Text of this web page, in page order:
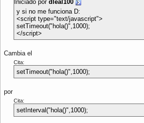
Iniciado por dleal100
y si no me funciona D:
<script type="text/javascript">
setTimeout("hola()",1000);
</script>
Cambia el
Cita:
setTimeout("hola()",1000);
por
Cita:
setInterval("hola()",1000);